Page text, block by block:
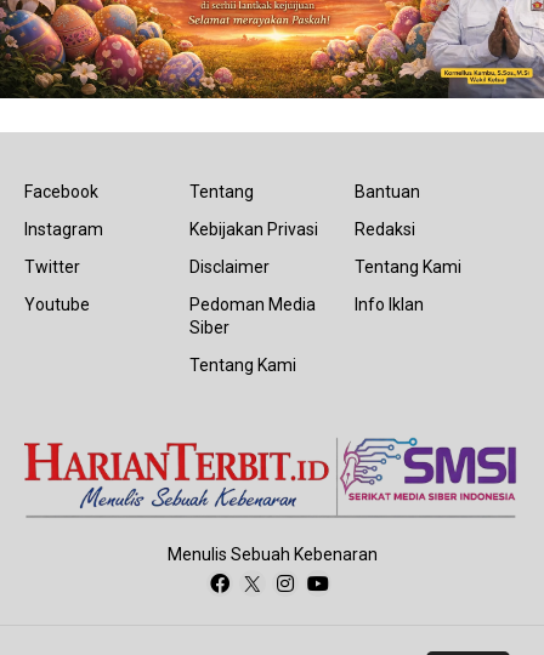
Facebook
Instagram
Twitter
Youtube
Tentang
Kebijakan Privasi
Disclaimer
Pedoman Media
Siber
Tentang Kami
Bantuan
Redaksi
Tentang Kami
Info Iklan
Menulis Sebuah Kebenaran